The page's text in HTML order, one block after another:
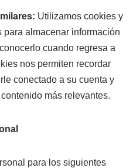
Utilizamos cookies y
almacenar información
cuando regresa a
nos permiten recordar
conectado a su cuenta y
más relevantes.
para los siguientes